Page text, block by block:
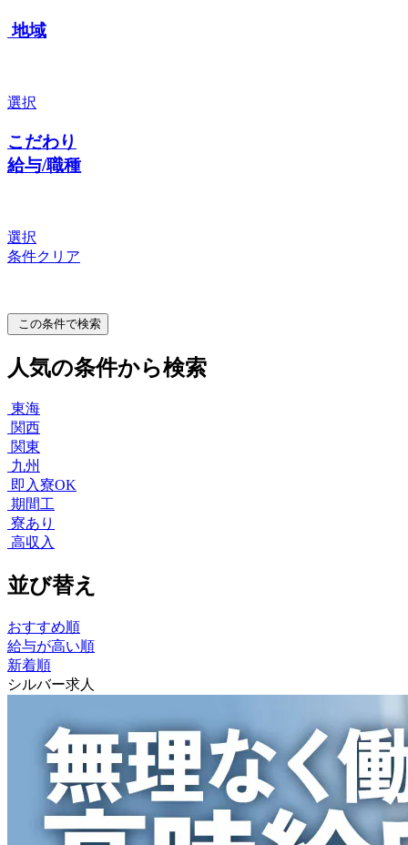
地域
選択
こだわり
給与/職種
選択
条件クリア
この条件で検索
人気の条件から検索
東海
関西
関東
九州
即入寮OK
期間工
寮あり
高収入
並び替え
おすすめ順
給与が高い順
新着順
シルバー求人